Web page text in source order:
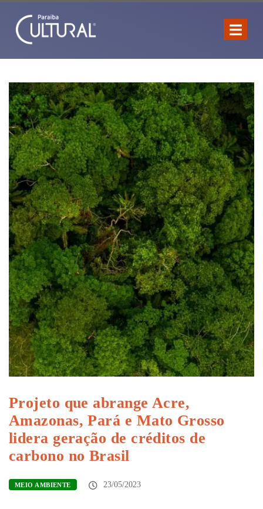
Projeto que abrange Acre,
Amazonas, Pará e Mato Grosso
lidera geração de créditos de
carbono no Brasil
MEIO AMBIENTE 23/05/2023